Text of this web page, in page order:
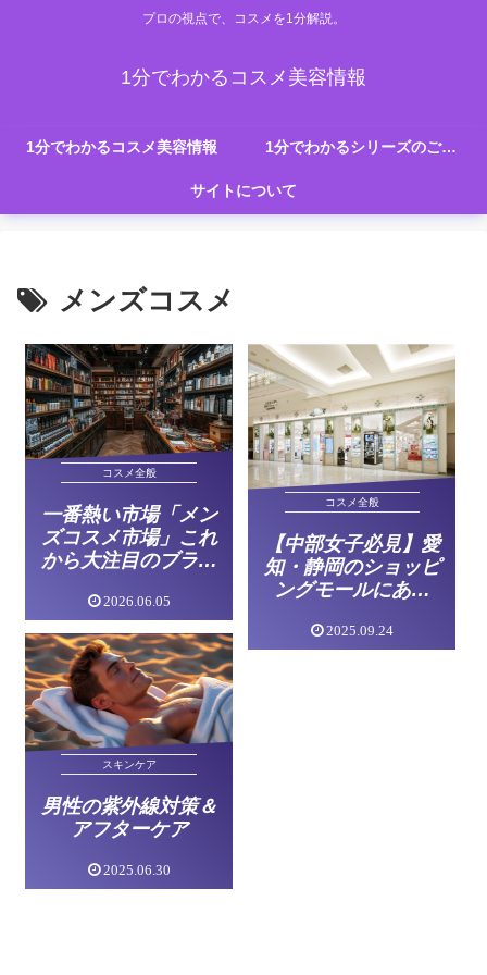
プロの視点で、コスメを1分解説。
1分でわかるコスメ美容情報
1分でわかるコスメ美容情報 1分でわかるシリーズのご紹介
サイトについて
メンズコスメ
コスメ全般
一番熱い市場「メン
ズコスメ市場」これ
から大注目のブラン
カー）」大研究
2026.06.05
コスメ全般
【中部女子必見】愛
知・静岡のショッピ
ングモールにある
どんなお店？｜1分
2025.09.24
スキンケア
男性の紫外線対策＆
アフターケア
2025.06.30